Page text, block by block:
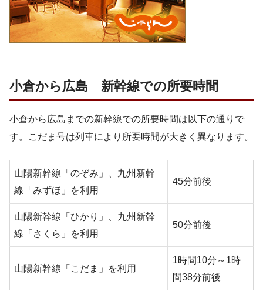
小倉から広島 新幹線での所要時間
小倉から広島までの新幹線での所要時間は以下の通りで
す。こだま号は列車により所要時間が大きく異なります。
山陽新幹線「のぞみ」、九州新幹
線「みずほ」を利用
45分前後
山陽新幹線「ひかり」、九州新幹
線「さくら」を利用
50分前後
山陽新幹線「こだま」を利用
1時間10分～1時
間38分前後